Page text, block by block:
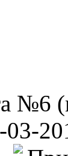
№6
03-